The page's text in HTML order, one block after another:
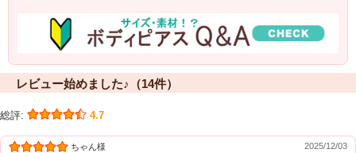
レビュー始めました♪（14件）
総評: 4.7
ちゃん様 2025/12/03